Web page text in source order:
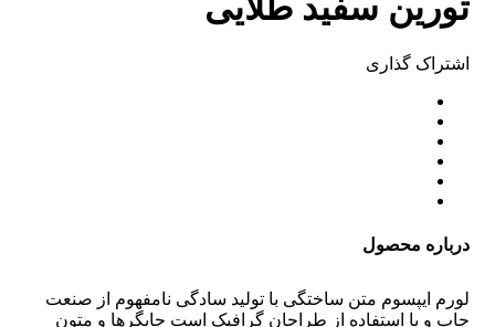
تورین سفید طلایی
اشتراک ‌گذاری
درباره محصول
لورم ایپسوم متن ساختگی با تولید سادگی نامفهوم از صنعت
چاپ و با استفاده از طراحان گرافیک است چاپگرها و متون